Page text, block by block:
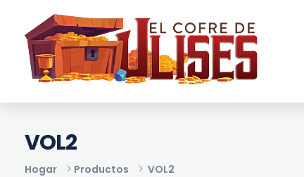
Hogar Productos VOL2
VOL2